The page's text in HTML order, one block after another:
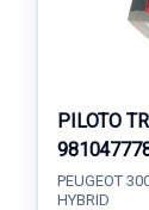
PILOTO
PEUGEOT
HYBRID